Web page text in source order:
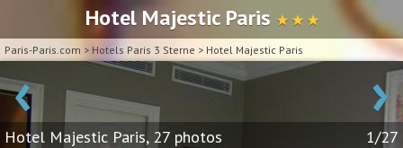
Hotel Majestic Paris ★ ★ ★
Paris-Paris.com > Hotels Paris 3 Sterne > Hotel Majestic Paris
‹ ›
Hotel Majestic Paris, 27 photos 1/27